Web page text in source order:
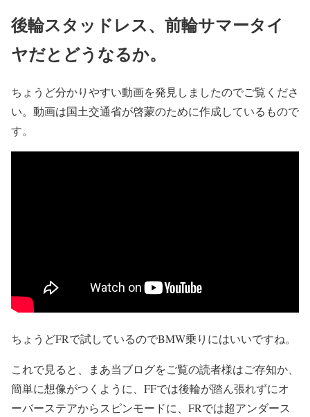
後輪スタッドレス、前輪サマータイ
ヤだとどうなるか。
ちょうど分かりやすい動画を発見しましたのでご覧くださ
い。動画は国土交通省が啓蒙のために作成しているもので
す。
ちょうどFRで試しているのでBMW乗りにはいいですね。
これで見ると、まあ当ブログをご覧の読者様はご存知か、
簡単に想像がつくように、FFでは後輪が踏ん張れずにオ
ーバーステアからスピンモードに、FRでは超アンダース